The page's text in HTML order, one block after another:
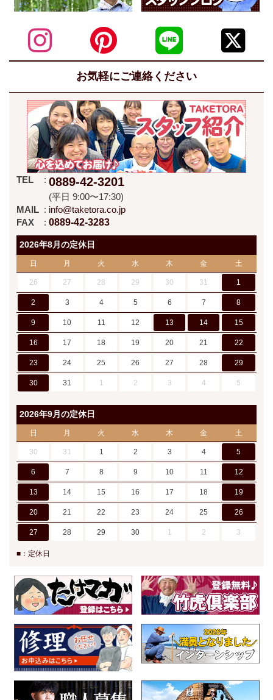
お気軽にご連絡ください
TEL 0889-42-3201
(平日 9:00〜17:30)
MAIL
info@taketora.co.jp
FAX
0889-42-3283
2026年8月の定休日
日 月 火 水 木 金 土
26 27 28 29 30 31 1
2 3 4 5 6 7 8
9 10 11 12 13 14 15
16 17 18 19 20 21 22
23 24 25 26 27 28 29
30 31 1 2 3 4 5
2026年9月の定休日
日 月 火 水 木 金 土
30 31 1 2 3 4 5
6 7 8 9 10 11 12
13 14 15 16 17 18 19
20 21 22 23 24 25 26
27 28 29 30 1 2 3
■：定休日